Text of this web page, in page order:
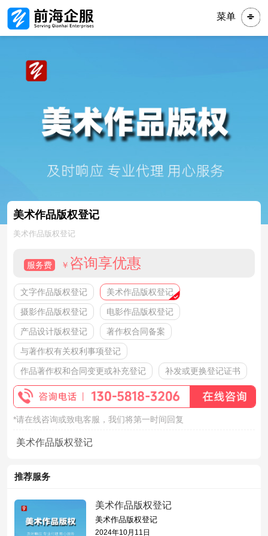
菜单
美术作品版权登记
美术作品版权登记
服务费 ￥ 咨询享优惠
文字作品版权登记 美术作品版权登记
摄影作品版权登记 电影作品版权登记
产品设计版权登记 著作权合同备案
与著作权有关权利事项登记
作品著作权和合同变更或补充登记 补发或更换登记证书
*请在线咨询或致电客服，我们将第一时间回复
美术作品版权登记
推荐服务
美术作品版权登记
美术作品版权登记
2024年10月11日